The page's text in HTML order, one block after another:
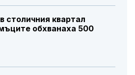
столичния квартал
обхванаха 500